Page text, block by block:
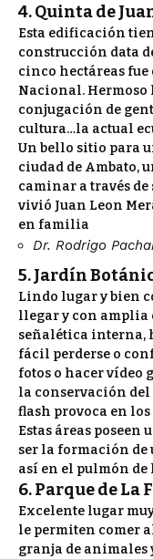
4. Quinta de
Esta edificación
construcción data
cinco hectáreas
Nacional. Hermoso
conjugación de
cultura…la actual
Un bello sitio para
ciudad de Ambato,
caminar a través
vivió Juan Leon
en familia
Dr. Rodrigo
5. Jardín
Lindo lugar y bien
llegar y con amplia
señalética interna,
fácil perderse o
fotos o hacer vídeo
la conservación
flash provoca en
Estas áreas poseen
ser la formación de
así en el pulmón de
6.Parque de La
Excelente lugar
le permiten comer
granja de animales